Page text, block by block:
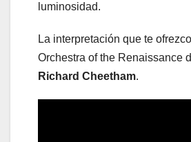
luminosidad.
La interpretación que te
Orchestra of the Renaissance
Richard Cheetham.